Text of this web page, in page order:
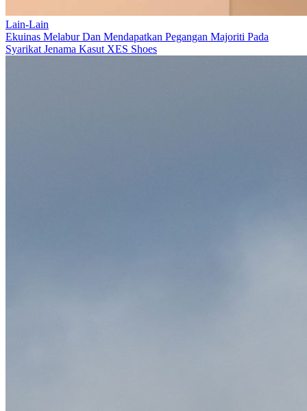
Lain-Lain
Ekuinas Melabur Dan Mendapatkan Pegangan Majoriti Pada
Syarikat Jenama Kasut XES Shoes